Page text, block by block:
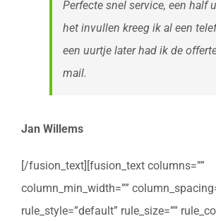
Perfecte snel service, een half
het invullen kreeg ik al een
een uurtje later had ik de
mail.
Jan Willems
[/fusion_text][fusion_text columns=””
column_min_width=””
rule_style=”default” rule_size=””